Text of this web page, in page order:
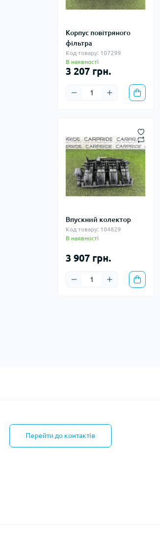
Корпус повітряного
фільтра
Код товару: 107299
В наявності
3 207 грн.
Впускний колектор
Код товару: 104829
В наявності
3 907 грн.
Перейти до контактів